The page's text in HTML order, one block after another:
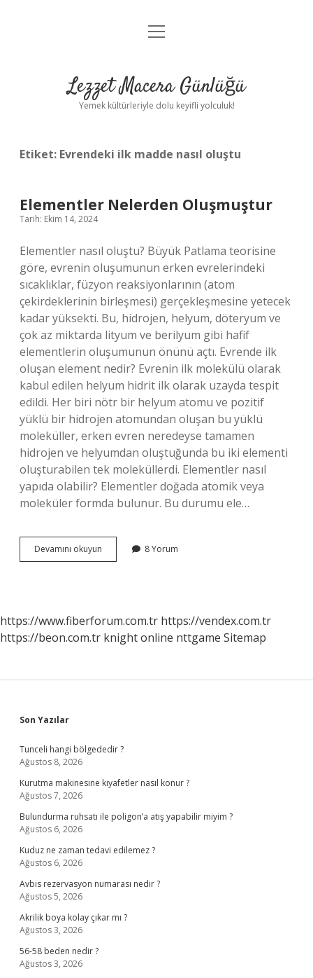
Anasayfa
Yasal Uyarı
menüyü
Lezzet Macera Günlüğü
Yemek kültürleriyle dolu keyifli yolculuk!
Etiket: Evrendeki ilk madde nasıl oluştu
Elementler Nelerden Oluşmuştur
Tarih: Ekim 14, 2024
Elementler nasıl oluştu? Büyük Patlama teorisine
göre, evrenin oluşumunun erken evrelerindeki
sıcaklıklar, füzyon reaksiyonlarının (atom
çekirdeklerinin birleşmesi) gerçekleşmesine yetecek
kadar yüksekti. Bu, hidrojen, helyum, döteryum ve
çok az miktarda lityum ve berilyum gibi hafif
elementlerin oluşumunun önünü açtı. Evrende ilk
oluşan element nedir? Evrenin ilk molekülü olarak
kabul edilen helyum hidrit ilk olarak uzayda tespit
edildi. Her biri nötr bir helyum atomu ve pozitif
yüklü bir hidrojen atomundan oluşan bu yüklü
moleküller, erken evren neredeyse tamamen
hidrojen ve helyumdan oluştuğunda bu iki elementi
oluşturabilen tek moleküllerdi. Elementler nasıl
yapıda olabilir? Elementler doğada atomik veya
moleküler formda bulunur. Bu durumu ele…
Devamını okuyun Elementler
Nelerden
8 Yorum
https://www.fiberforum.com.tr https://vendex.com.tr
https://beon.com.tr knight online nttgame Sitemap
Sidebar
Son Yazılar
Tunceli hangi bölgededir ?
Ağustos 8, 2026
Kurutma makinesine kıyafetler nasıl konur ?
Ağustos 7, 2026
Bulundurma ruhsatı ile poligon’a atış yapabilir miyim ?
Ağustos 6, 2026
Kuduz ne zaman tedavi edilemez ?
Ağustos 6, 2026
Avbis rezervasyon numarası nedir ?
Ağustos 5, 2026
Akrilik boya kolay çıkar mı ?
Ağustos 3, 2026
56-58 beden nedir ?
Ağustos 3, 2026